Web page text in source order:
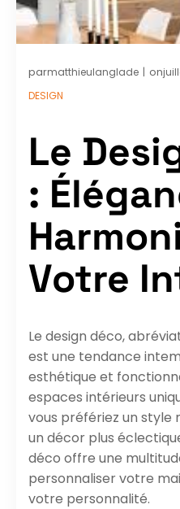
parmatthieulanglade | on
DESIGN
Le
:
Votre
Le design déco,
est une tendance
esthétique et
espaces intérieurs
vous préfériez un style
un décor plus
déco offre une
personnaliser votre
votre personnalité.